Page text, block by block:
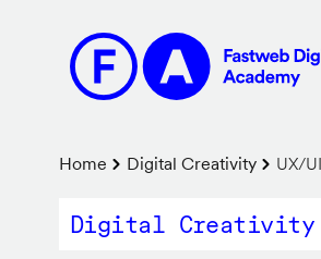
contenuto
principale
Briciole
di
Home Digital Creativity UX/
Digital Creativity